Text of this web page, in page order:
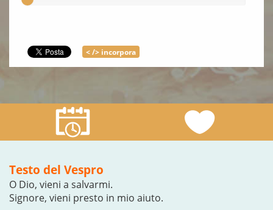
< /> incorpora
Testo del Vespro
O Dio, vieni a salvarmi.
Signore, vieni presto in mio aiuto.